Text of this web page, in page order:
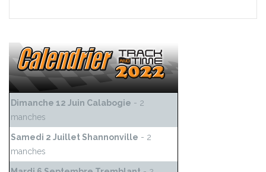
Dimanche 12 Juin Calabogie - 2
manches
Samedi 2 Juillet Shannonville - 2
manches